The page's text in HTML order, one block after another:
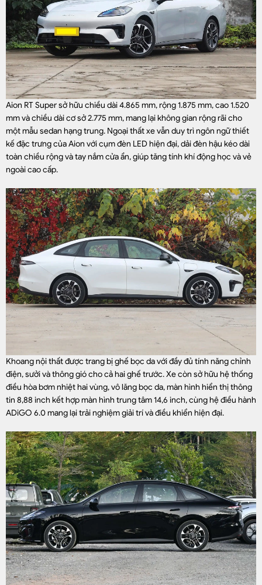
Aion RT Super sở hữu chiều dài 4.865 mm, rộng 1.875 mm, cao 1.520
mm và chiều dài cơ sở 2.775 mm, mang lại không gian rộng rãi cho
một mẫu sedan hạng trung. Ngoại thất xe vẫn duy trì ngôn ngữ thiết
kế đặc trưng của Aion với cụm đèn LED hiện đại, dải đèn hậu kéo dài
toàn chiều rộng và tay nắm cửa ẩn, giúp tăng tính khí động học và vẻ
ngoài cao cấp.
Khoang nội thất được trang bị ghế bọc da với đầy đủ tính năng chỉnh
điện, sưởi và thông gió cho cả hai ghế trước. Xe còn sở hữu hệ thống
điều hòa bơm nhiệt hai vùng, vô lăng bọc da, màn hình hiển thị thông
tin 8,88 inch kết hợp màn hình trung tâm 14,6 inch, cùng hệ điều hành
ADiGO 6.0 mang lại trải nghiệm giải trí và điều khiển hiện đại.